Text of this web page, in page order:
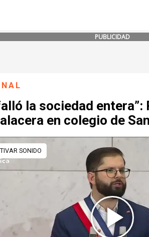
PUBLICIDAD
la sociedad
en colegio de